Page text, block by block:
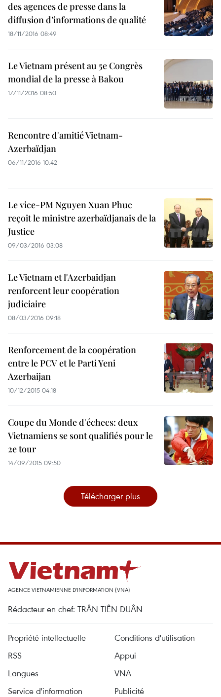
des agences de presse dans la
diffusion d’informations de qualité
18/11/2016 08:49
Le Vietnam présent au 5e Congrès
mondial de la presse à Bakou
17/11/2016 08:50
Rencontre d'amitié Vietnam-
Azerbaïdjan
06/11/2016 10:42
Le vice-PM Nguyen Xuan Phuc
reçoit le ministre azerbaïdjanais de la
Justice
09/03/2016 03:08
Le Vietnam et l'Azerbaidjan
renforcent leur coopération
judiciaire
08/03/2016 09:18
Renforcement de la coopération
entre le PCV et le Parti Yeni
Azerbaijan
10/12/2015 04:18
Coupe du Monde d'échecs: deux
Vietnamiens se sont qualifiés pour le
2e tour
14/09/2015 09:50
Télécharger plus
AGENCE VIETNAMIENNE D'INFORMATION (VNA)
Rédacteur en chef: TRÂN TIÊN DUÂN
Propriété intellectuelle
Conditions d'utilisation
RSS
Appui
Langues
VNA
Service d'information
Publicité